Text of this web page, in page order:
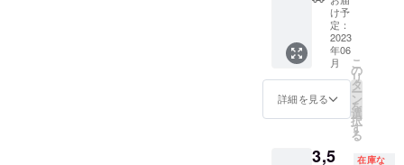
時、必
ず備考
欄に掲
載を希
望され
前をご
記入く
せて頂
きま
す。記
号等不
可。ま
た、本
名／ハ
ラク
ランダ
ムに5
カット
分） ※
クレ
ジット
名は全
字、た
ンライ
ン試写
会参加
権 ・京
都編ED
ロール
お名前
掲載
―― ・
ポス
け予
定：
2023
年06
月
詳細を見る
こ
の
リ
タ
ー
ン
を
選
択
す
る
3,5 在庫な